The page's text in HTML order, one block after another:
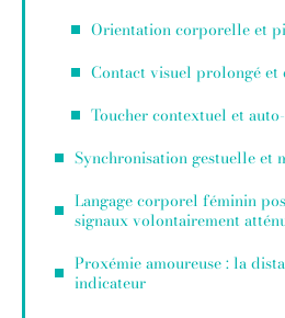
Orientation corporelle et
Contact visuel prolongé
Toucher contextuel et
Synchronisation gestuelle et
Langage corporel féminin
signaux volontairement
Proxémie amoureuse : la
indicateur